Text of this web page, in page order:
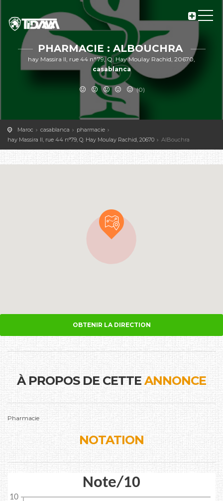
PHARMACIE : ALBOUCHRA
hay Massira II, rue 44 n°79, Q. Hay Moulay Rachid, 20670,
casablanca
(0)
Maroc casablanca
pharmacie
hay Massira II, rue 44 n°79, Q. Hay Moulay Rachid, 20670
AlBouchra
OBTENIR LA DIRECTION
À PROPOS DE CETTEANNONCE
Pharmacie
NOTATION